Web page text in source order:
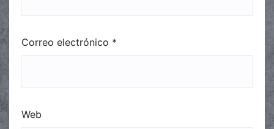
Correo electrónico *
Web